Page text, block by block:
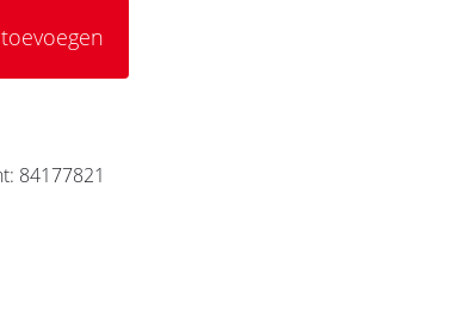
toevoegen
84177821